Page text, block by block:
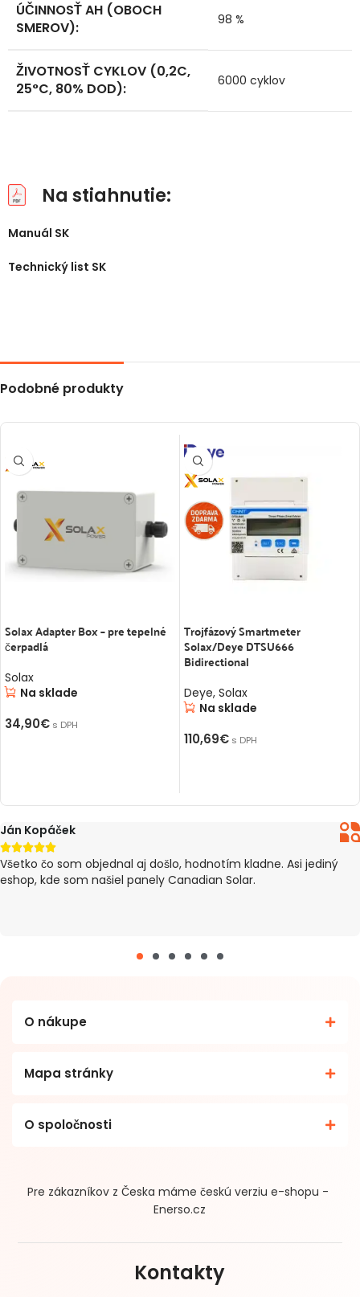
ÚČINNOSŤ AH (OBOCH
SMEROV): 98 %
ŽIVOTNOSŤ CYKLOV (0,2C,
25°C, 80% DOD): 6000 cyklov
Na stiahnutie:
Manuál SK
Technický list SK
Podobné produkty
Solax Adapter Box – pre tepelné
čerpadlá
Solax
Na sklade
34,90€ s DPH
Trojfázový Smartmeter
Solax/Deye DTSU666
Bidirectional
Deye, Solax
Na sklade
110,69€ s DPH
Peter Pillár

tovar došiel v poriadku, Dodanie trvalo 4 dni od objednania
(eshop ma informoval o meškaní). Inak všetko O.K :)
O nákupe
Mapa stránky
O spoločnosti
Pre zákazníkov z Česka máme českú verziu e-shopu -
Enerso.cz
Kontakty